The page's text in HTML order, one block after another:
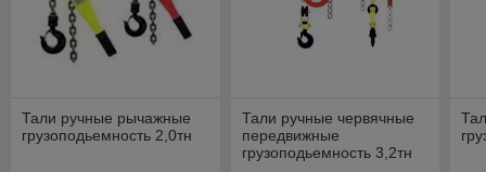
Тали ручные рычажные
грузоподьемность 2,0тн
Тали ручные червячные
передвижные
грузоподьемность 3,2тн